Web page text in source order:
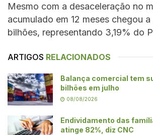
Mesmo com a desaceleração no
acumulado em 12 meses chegou
bilhões, representando 3,19% do
ARTIGOS RELACIONADOS
Balança comercial tem
bilhões em julho
08/08/2026
Endividamento das
atinge 82%, diz CNC